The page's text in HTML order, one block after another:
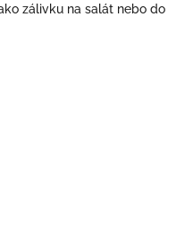
zálivku na salát nebo do